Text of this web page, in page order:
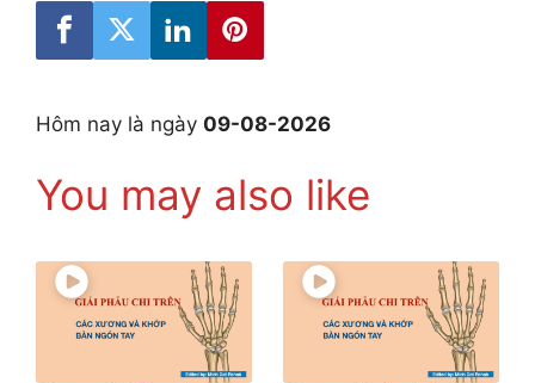
Hôm nay là ngày 09-08-2026
You may also like